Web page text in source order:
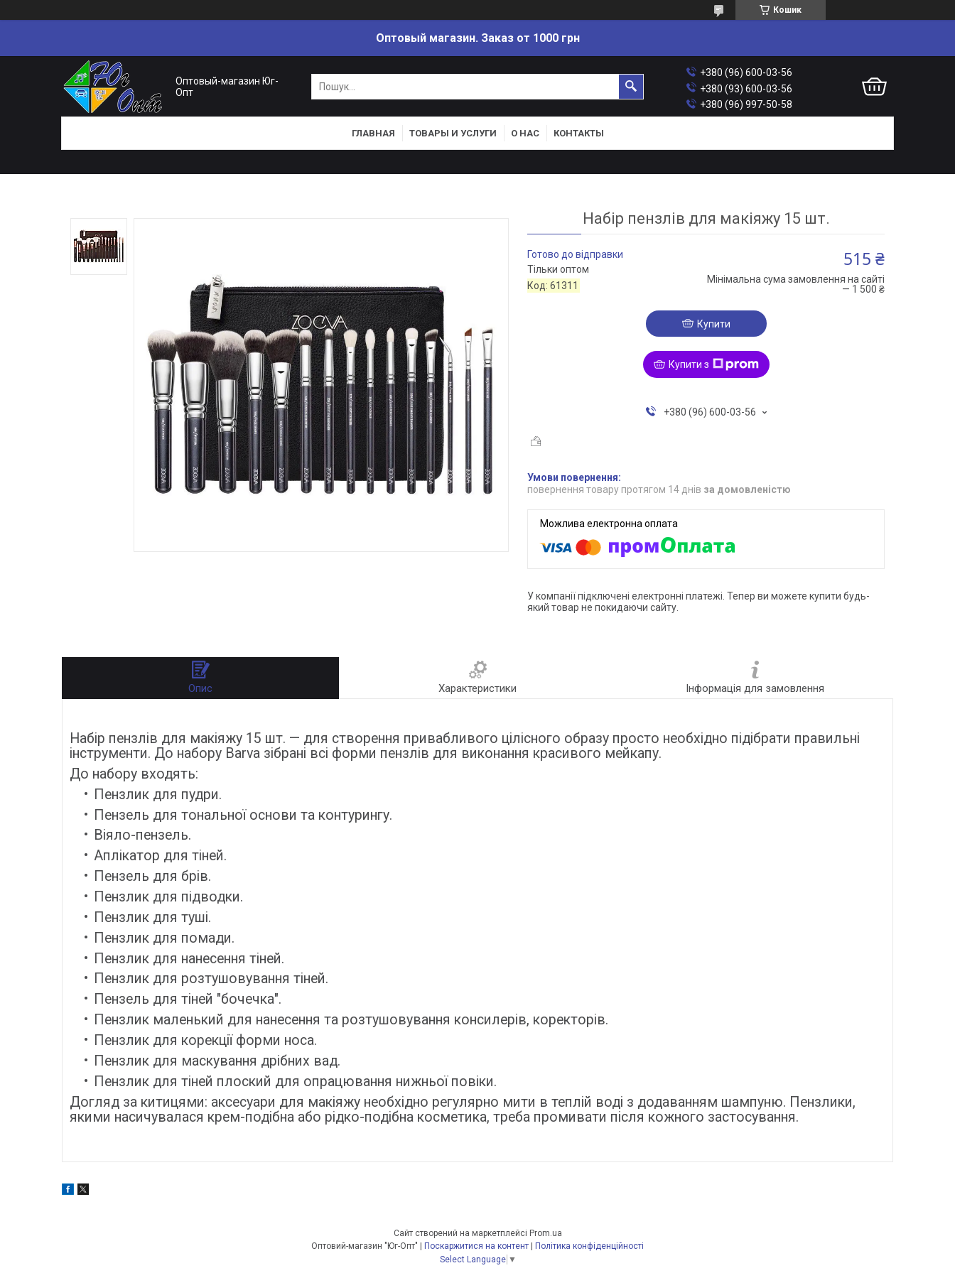
Кошик
Оптовый магазин. Заказ от 1000 грн
Оптовый-магазин Юг-
Опт
+380 (96) 600-03-56
+380 (93) 600-03-56
+380 (96) 997-50-58
ГЛАВНАЯ ТОВАРЫ И УСЛУГИ О НАС КОНТАКТЫ
Набір пензлів для макіяжу 15 шт.
Готово до відправки
Тільки оптом
Код:61311
515 ₴
Мінімальна сума замовлення на сайті
— 1 500 ₴
Купити
Купити з
+380 (96) 600-03-56
повернення товару протягом 14 днів за домовленістю
У компанії підключені електронні платежі. Тепер ви можете купити будь-
який товар не покидаючи сайту.
Опис Характеристики Інформація для замовлення
Набір пензлів для макіяжу 15 шт. — для створення привабливого цілісного образу просто необхідно підібрати правильні
інструменти. До набору Barva зібрані всі форми пензлів для виконання красивого мейкапу.
До набору входять:
Пензлик для пудри.
Пензель для тональної основи та контурингу.
Віяло-пензель.
Аплікатор для тіней.
Пензель для брів.
Пензлик для підводки.
Пензлик для туші.
Пензлик для помади.
Пензлик для нанесення тіней.
Пензлик для розтушовування тіней.
Пензель для тіней "бочечка".
Пензлик маленький для нанесення та розтушовування консилерів, коректорів.
Пензлик для корекції форми носа.
Пензлик для маскування дрібних вад.
Пензлик для тіней плоский для опрацювання нижньої повіки.
Догляд за китицями: аксесуари для макіяжу необхідно регулярно мити в теплій воді з додаванням шампуню. Пензлики,
якими насичувалася крем-подібна або рідко-подібна косметика, треба промивати після кожного застосування.
Сайт створений на маркетплейсі Prom.ua
Поскаржитися на контент
Політика конфіденційності
Select Language ▼